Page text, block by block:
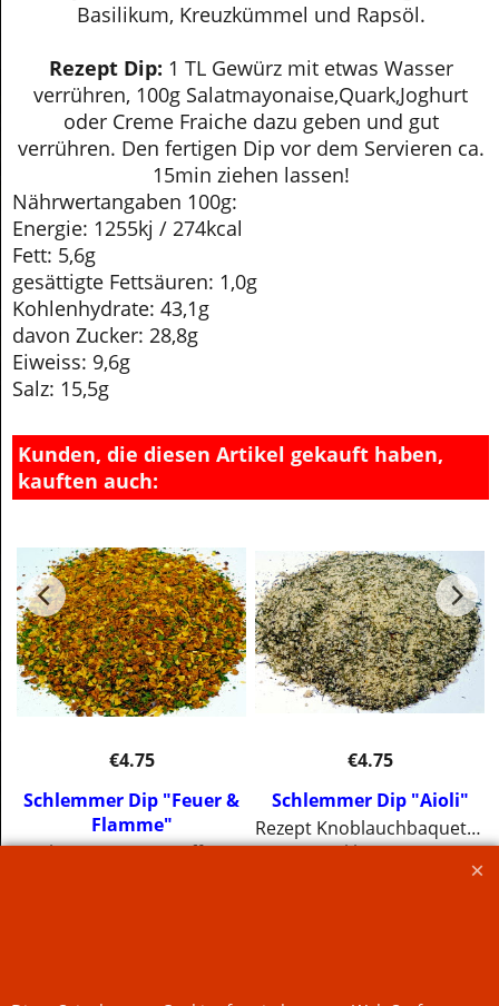
Basilikum, Kreuzkümmel und Rapsöl.
Rezept Dip: 1 TL Gewürz mit etwas Wasser
verrühren, 100g Salatmayonaise,Quark,Joghurt
oder Creme Fraiche dazu geben und gut
verrühren. Den fertigen Dip vor dem Servieren ca.
15min ziehen lassen!
Nährwertangaben 100g:
Energie: 1255kj / 274kcal
Fett: 5,6g
gesättigte Fettsäuren: 1,0g
Kohlenhydrate: 43,1g
davon Zucker: 28,8g
Eiweiss: 9,6g
Salz: 15,5g
Kunden, die diesen Artikel gekauft haben,
kauften auch:
€4.75
Schlemmer Dip "Feuer &
Flamme"
Leichte Currynote trifft auf Chili.
€4.75
Schlemmer Dip "Aioli"
Rezept Knoblauchbaquette:1 Baguette in Scheiben schneiden, 1 Teelöffel Aioli Gewürz mit 25ml Olivenöl vermischen und mit einem Pinsel auf die Baguettescheiben auftragen. Bei 180 Grad im Backofen für 10-15 min. knusprig braun backen Rezept DIP: 1 TL Gewürz mit etwas Wasser verrühren, 100g Salatmayonaise,Quark,Joghurt oder Creme Fraiche dazu geben und gut verrühren. Vor dem Servieren ca. 15min ziehen lassen!
inkl. MwSt